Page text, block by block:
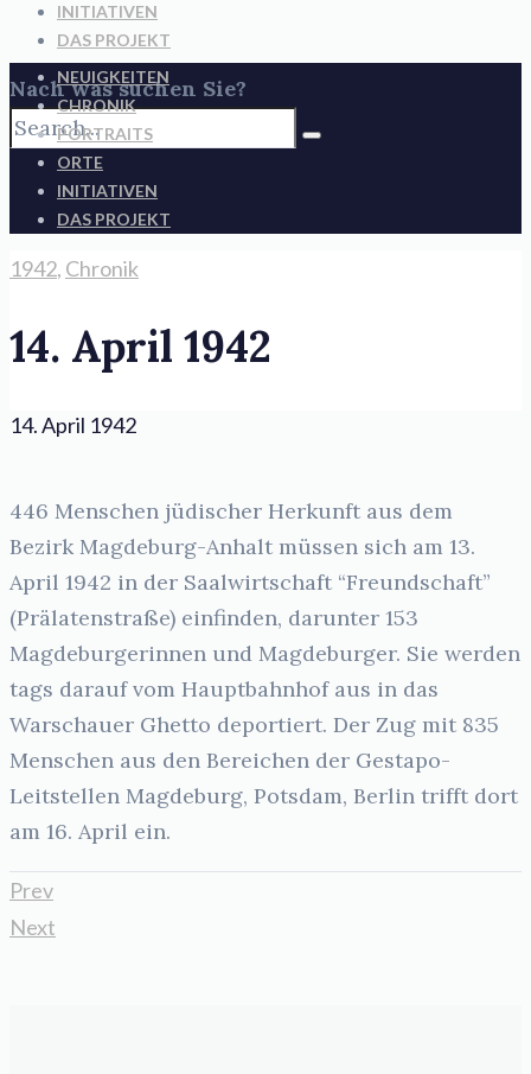
INITIATIVEN
DAS PROJEKT
Nach was suchen Sie?
NEUIGKEITEN
CHRONIK
PORTRAITS
ORTE
INITIATIVEN
DAS PROJEKT
1942, Chronik
14. April 1942
14. April 1942
446 Menschen jüdischer Herkunft aus dem
Bezirk Magdeburg-Anhalt müssen sich am 13.
April 1942 in der Saalwirtschaft “Freundschaft”
(Prälatenstraße) einfinden, darunter 153
Magdeburgerinnen und Magdeburger. Sie werden
tags darauf vom Hauptbahnhof aus in das
Warschauer Ghetto deportiert. Der Zug mit 835
Menschen aus den Bereichen der Gestapo-
Leitstellen Magdeburg, Potsdam, Berlin trifft dort
am 16. April ein.
Prev
Next